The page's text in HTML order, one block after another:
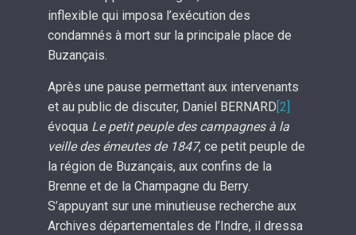
inflexible qui imposa l’exécution des
condamnés à mort sur la principale place de
Buzançais.
Après une pause permettant aux intervenants
et au public de discuter, Daniel BERNARD [2]
évoqua Le petit peuple des campagnes à la
veille des émeutes de 1847, ce petit peuple de
la région de Buzançais, aux confins de la
Brenne et de la Champagne du Berry.
S’appuyant sur une minutieuse recherche aux
Archives départementales de l’Indre, il dressa